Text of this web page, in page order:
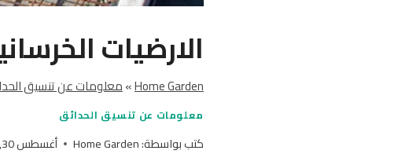
الارضيات
Home Garden
»معلومات عن تنسيق
معلومات عن تنسيق الحدائق
كتب بواسطة:Home Garden أغسطس 30, 2024